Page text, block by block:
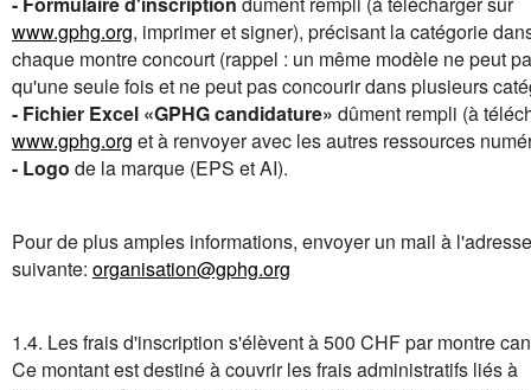
www.gphg.org, imprimer et signer), précisant la catégorie
chaque montre concourt (rappel : un même modèle ne peut
qu'une seule fois et ne peut pas concourir dans plusieurs
- Fichier Excel «GPHG candidature» dûment rempli (à
www.gphg.org et à renvoyer avec les autres ressources
- Logo de la marque (EPS et AI).
Pour de plus amples informations, envoyer un mail à l'adresse
suivante: organisation@gphg.org
1.4. Les frais d'inscription s'élèvent à 500 CHF par montre
Ce montant est destiné à couvrir les frais administratifs liés à